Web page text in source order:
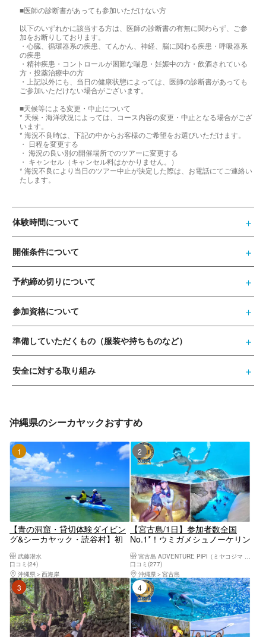
■医師の診断書があっても参加いただけない方
以下のいずれかに該当する方は、医師の診断書の有無に関わらず、ご参
加をお断りしております。
・心臓、循環器系の疾患、てんかん、神経、脳に関わる疾患・呼吸器系
の疾患
・精神疾患・コントロールが困難な喘息・妊娠中の方・飲酒されている
方・投薬治療中の方
・上記以外にも、当日の健康状態によっては、医師の診断書があっても
ご参加いただけない場合がございます。
■天候等による変更・中止について
* 天候・海洋状況によっては、コース内容の変更・中止となる場合がござ
います。
* 海況不良時は、下記の中からお客様のご希望をお選びいただけます。
・ 日程を変更する
・ 海況の良い別の開催場所でのツアーに変更する
・ キャンセル（キャンセル料はかかりません。）
* 海況不良により当日のツアー中止が決定した際は、お電話にてご連絡い
たします。
体験時間について
開催条件について
予約締め切りについて
参加資格について
準備していただくもの（服装や持ちものなど）
安全に対する取り組み
沖縄県のシーカヤックおすすめ
1位
【青の洞窟・貸切体験ダイビン
グ&シーカヤック・読谷村】初
ーカヤック体験
武藤潜水
口コミ(24)
沖縄県
西海岸
2位
【宮古島/1日】参加者数全国
No.1*！ウミガメシュノーケリン
ヤック！写真データ&島内送迎
無料！
宮古島 ADVENTURE PiPi（ミヤコジマ アドベンチャー ピピ）
口コミ(277)
沖縄県
宮古島
3位 4位